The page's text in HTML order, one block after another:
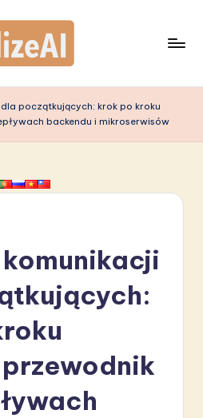
początkujących: krok po kroku
backendu i mikroserwisów